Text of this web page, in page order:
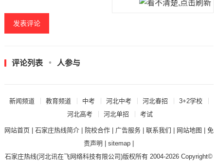
评论列表 人参与
新闻频道 教育频道 中考 河北中考 河北春招
3+2学校
河北高考
河北单招 考试
网站首页| 石家庄热线简介| 院校合作| 广告服务| 联系我们 网站地图
免
责声明
|sitemap
石家庄热线(河北讯在飞网络科技有限公司)版权所有 2004-2026 Copyright©